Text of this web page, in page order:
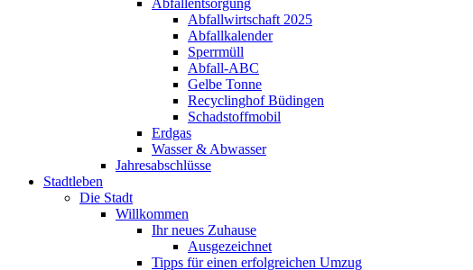
Abfallentsorgung
Abfallwirtschaft 2025
Abfallkalender
Sperrmüll
Abfall-ABC
Gelbe Tonne
Recyclinghof Büdingen
Schadstoffmobil
Erdgas
Wasser & Abwasser
Jahresabschlüsse
Stadtleben
Die Stadt
Willkommen
Ihr neues Zuhause
Ausgezeichnet
Tipps für einen erfolgreichen Umzug